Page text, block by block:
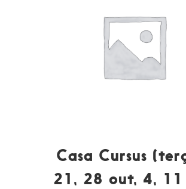
Casa Cursus
21, 28 out, 4, 11